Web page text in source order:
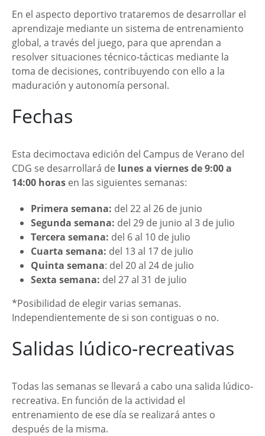
En el aspecto deportivo trataremos de desarrollar el
aprendizaje mediante un sistema de entrenamiento
global, a través del juego, para que aprendan a
resolver situaciones técnico-tácticas mediante la
toma de decisiones, contribuyendo con ello a la
maduración y autonomía personal.
Fechas
Esta decimoctava edición del Campus de Verano del
CDG se desarrollará de lunes a viernes de 9:00 a
14:00 horas en las siguientes semanas:
Primera semana: del 22 al 26 de junio
Segunda semana: del 29 de junio al 3 de julio
Tercera semana: del 6 al 10 de julio
Cuarta semana: del 13 al 17 de julio
Quinta semana: del 20 al 24 de julio
Sexta semana: del 27 al 31 de julio
*Posibilidad de elegir varias semanas.
Independientemente de si son contiguas o no.
Salidas lúdico-recreativas
Todas las semanas se llevará a cabo una salida lúdico-
recreativa. En función de la actividad el
entrenamiento de ese día se realizará antes o
después de la misma.